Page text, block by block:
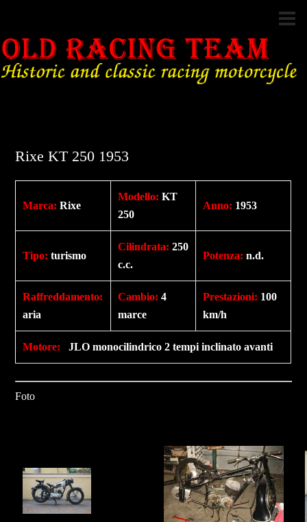
Rixe KT 250 1953
Marca: Rixe
Modello: KT
250
Anno: 1953
Tipo: turismo
Cilindrata:250
c.c.
Potenza: n.d.
Raffreddamento:
aria
Cambio: 4
marce
Prestazioni: 100
km/h
Motore: JLO monocilindrico 2 tempi inclinato avanti
Foto